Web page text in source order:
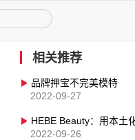
相关推荐
品牌押宝不完美模特
2022-09-27
2022-09-26